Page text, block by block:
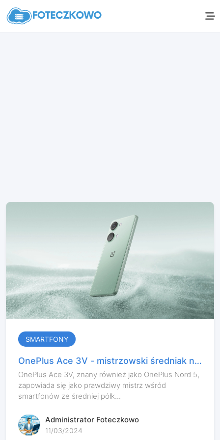
SMARTFONY
OnePlus Ace 3V - mistrzowski średniak na
horyzoncie
OnePlus Ace 3V, znany również jako OnePlus Nord 5,
zapowiada się jako prawdziwy mistrz wśród
smartfonów ze średniej półk...
Administrator Foteczkowo
11/03/2024